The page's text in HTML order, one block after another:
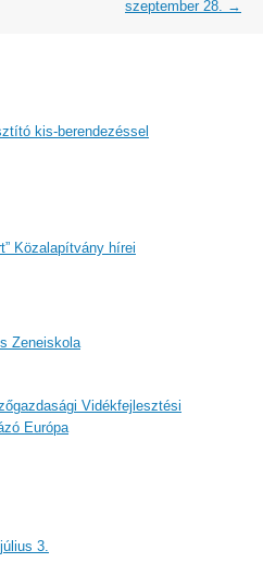
szeptember 28. →
kis-berendezéssel
Közalapítvány hírei
Zeneiskola
Vidékfejlesztési
Európa
3.